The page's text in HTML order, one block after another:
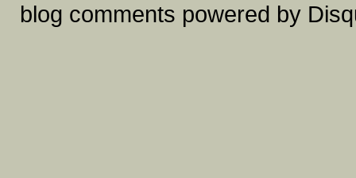
blog comments powered by